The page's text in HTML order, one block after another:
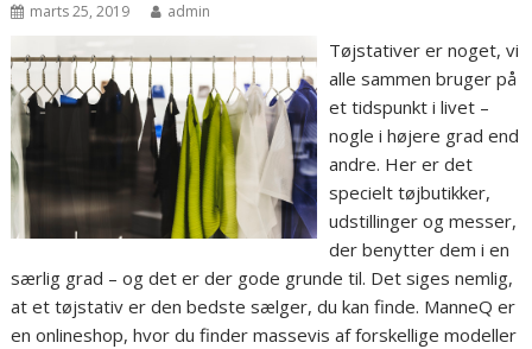
marts 25, 2019 admin
Tøjstativer er noget, vi
alle sammen bruger på
et tidspunkt i livet –
nogle i højere grad end
andre. Her er det
specielt tøjbutikker,
udstillinger og messer,
der benytter dem i en
særlig grad – og det er der gode grunde til. Det siges nemlig,
at et tøjstativ er den bedste sælger, du kan finde. ManneQ er
en onlineshop, hvor du finder massevis af forskellige modeller